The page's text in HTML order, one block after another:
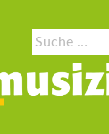
Suche
nach:
NAVIGATION